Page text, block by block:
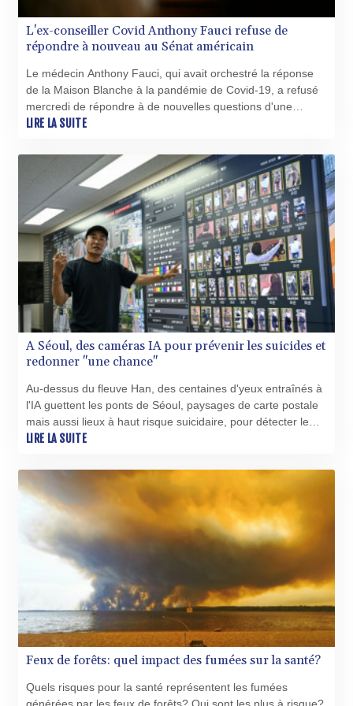
RON 5.254356
RSD 117.323662
RWF 1695.26719
SBD 9.313251
SEK 10.923534
SGD 1.479794
SLE 28.393616
SOS 659.54833
SRD 43.479949
STD 23891.567097
STN 24.498081
SVC 10.097253
SZL 18.807445
THB 38.149235
TJS 10.64572
TRY 54.934005
TTD 7.813388
TWD 37.188029
UGX 4298.663235
UYU 46.47656
UZS 13752.982139
VES 870.581951
VUV 137.758452
WST 3.15032
XAF 655.905615
XAG 0.018708
XAU 0.000271
XCG 2.079855
L'ex-conseiller Covid Anthony Fauci refuse de
répondre à nouveau au Sénat américain
Le médecin Anthony Fauci, qui avait orchestré la réponse
de la Maison Blanche à la pandémie de Covid-19, a refusé
mercredi de répondre à de nouvelles questions d'une
commission du Sénat américain sur les origines de la
LIRE LA SUITE
A Séoul, des caméras IA pour prévenir les suicides et
redonner "une chance"
Au-dessus du fleuve Han, des centaines d'yeux entraînés à
l'IA guettent les ponts de Séoul, paysages de carte postale
mais aussi lieux à haut risque suicidaire, pour détecter le
danger avant qu'il ne soit trop tard.
LIRE LA SUITE
Feux de forêts: quel impact des fumées sur la santé?
Quels risques pour la santé représentent les fumées